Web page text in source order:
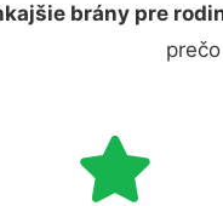
brány pre